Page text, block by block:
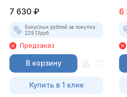
7 630 ₽
Бонусных рублей за покупку:
229.13руб.
Предзаказ
В корзину
Купить в 1 клик
6